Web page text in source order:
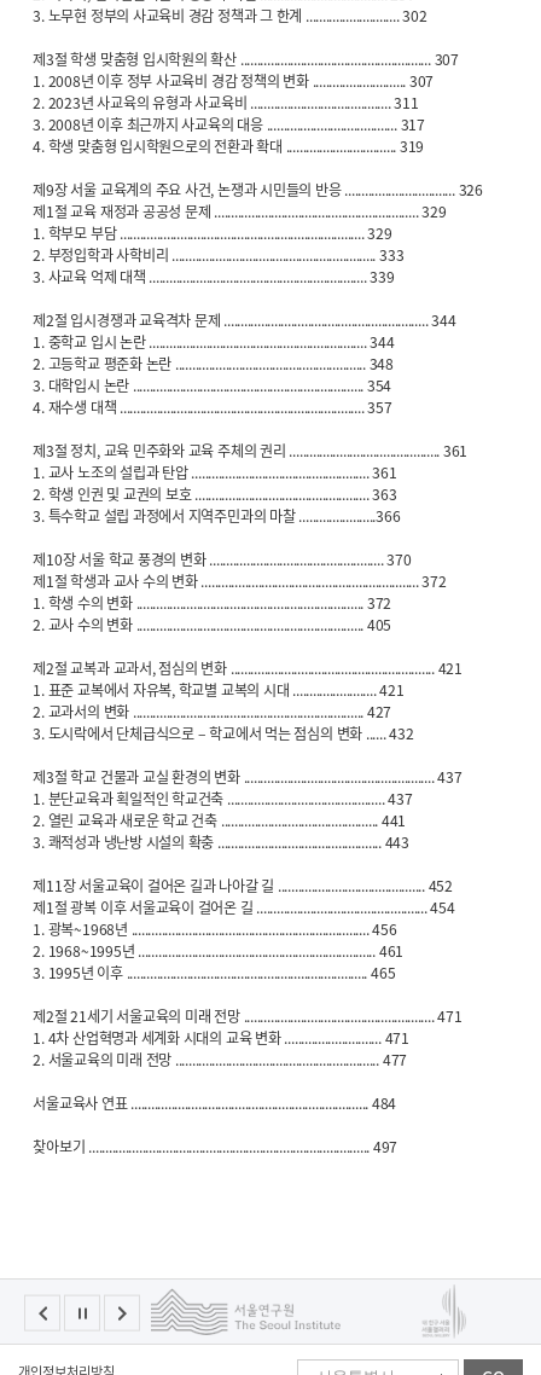
3. 노무현 정부의 사교육비 경감 정책과 그 한계 ............................ 302
제3절 학생 맞춤형 입시학원의 확산 ......................................................... 307
1. 2008년 이후 정부 사교육비 경감 정책의 변화 ............................ 307
2. 2023년 사교육의 유형과 사교육비 .......................................... 311
3. 2008년 이후 최근까지 사교육의 대응 ....................................... 317
4. 학생 맞춤형 입시학원으로의 전환과 확대 ................................. 319
제9장 서울 교육계의 주요 사건, 논쟁과 시민들의 반응 ................................. 326
제1절 교육 재정과 공공성 문제 ............................................................. 329
1. 학부모 부담 ......................................................................... 329
2. 부정입학과 사학비리 ............................................................. 333
3. 사교육 억제 대책 ................................................................. 339
제2절 입시경쟁과 교육격차 문제 ............................................................. 344
1. 중학교 입시 논란 ................................................................. 344
2. 고등학교 평준화 논란 ......................................................... 348
3. 대학입시 논란 ..................................................................... 354
4. 재수생 대책 ......................................................................... 357
제3절 정치, 교육 민주화와 교육 주체의 권리 ............................................. 361
1. 교사 노조의 설립과 탄압 ..................................................... 361
2. 학생 인권 및 교권의 보호 .................................................... 363
3. 특수학교 설립 과정에서 지역주민과의 마찰 .......................366
제10장 서울 학교 풍경의 변화 .................................................... 370
제1절 학생과 교사 수의 변화 ................................................................. 372
1. 학생 수의 변화 .................................................................... 372
2. 교사 수의 변화 .................................................................... 405
제2절 교복과 교과서, 점심의 변화 ............................................................. 421
1. 표준 교복에서 자유복, 학교별 교복의 시대 ......................... 421
2. 교과서의 변화 ..................................................................... 427
3. 도시락에서 단체급식으로 – 학교에서 먹는 점심의 변화 ...... 432
제3절 학교 건물과 교실 환경의 변화 ......................................................... 437
1. 분단교육과 획일적인 학교건축 ............................................... 437
2. 열린 교육과 새로운 학교 건축 ............................................... 441
3. 쾌적성과 냉난방 시설의 확충 ................................................. 443
제11장 서울교육이 걸어온 길과 나아갈 길 ............................................ 452
제1절 광복 이후 서울교육이 걸어온 길 ................................................... 454
1. 광복~1968년 ....................................................................... 456
2. 1968~1995년 ....................................................................... 461
3. 1995년 이후 ........................................................................ 465
제2절 21세기 서울교육의 미래 전망 ......................................................... 471
1. 4차 산업혁명과 세계화 시대의 교육 변화 ............................. 471
2. 서울교육의 미래 전망 ............................................................. 477
서울교육사 연표 ....................................................................... 484
찾아보기 .................................................................................... 497
패